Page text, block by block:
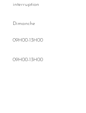
interruption
Dimanche
09H00-13H00
09H00-13H00